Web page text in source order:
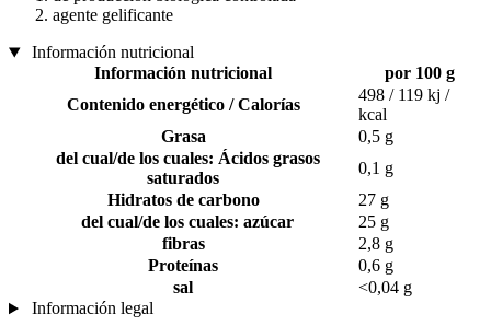
agente gelificante
Información nutricional
Información nutricional
por 100 g
Contenido energético / Calorías
498 / 119 kj /
kcal
Grasa
0,5 g
del cual/de los cuales: Ácidos grasos
saturados
0,1 g
Hidratos de carbono
27 g
del cual/de los cuales: azúcar
25 g
fibras
2,8 g
Proteínas
0,6 g
sal
<0,04 g
Información legal